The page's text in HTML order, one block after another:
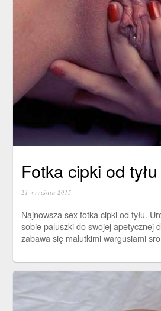
Fotka cipki od tyłu
21 września 2015
Najnowsza sex fotka cipki od tyłu.
sobie paluszki do swojej apetycznej
zabawa się malutkimi wargusiami